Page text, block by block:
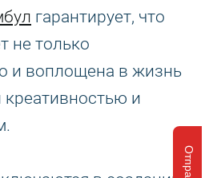
гарантирует, что
не только
и воплощена в жизнь
креативностью и